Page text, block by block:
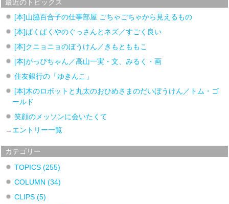
最近のトピックス
[本]山脇百合子の仕事部屋 ごちゃごちゃから見えるもの
[本]ぱくぱくやのぐっさんとネズ／すごく良い
[本]クニョニョのぼうけん／きもとももこ
[本]がっぴちゃん／高山一実・文、みるく・画
住友銀行の「ゆきんこ」
[本]木のロボットと丸太のおひめさまのだいぼうけん／トム・ゴ
ールド
笑顔のメッソンに会いたくて
→ エントリー一覧
カテゴリー
TOPICS (255)
COLUMN (34)
CLIPS (5)